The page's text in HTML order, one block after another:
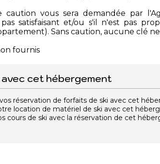
caution vous sera demandée par
satisfaisant et/ou s'il n'est pas
Sans caution, aucune clé ne
fournis
cet hébergement
réservation de forfaits de ski avec cet
location de matériel de ski avec cet
cours de ski avec la réservation de cet